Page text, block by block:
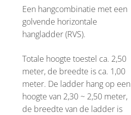
Een hangcombinatie met een
golvende horizontale
hangladder (RVS).
Totale hoogte toestel ca. 2,50
meter, de breedte is ca. 1,00
meter. De ladder hang op een
hoogte van 2,30 ~ 2,50 meter,
de breedte van de ladder is